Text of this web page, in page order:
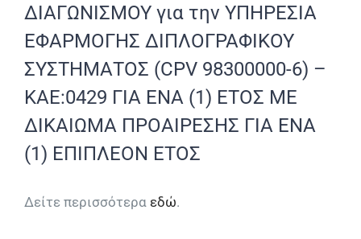
ΔΙΑΓΩΝΙΣΜΟΥ για την ΥΠΗΡΕΣΙΑ
ΕΦΑΡΜΟΓΗΣ ΔΙΠΛΟΓΡΑΦΙΚΟΥ
ΣΥΣΤΗΜΑΤΟΣ (CPV 98300000-6) –
ΚΑΕ:0429 ΓΙΑ ΕΝΑ (1) ΕΤΟΣ ΜΕ
ΔΙΚΑΙΩΜΑ ΠΡΟΑΙΡΕΣΗΣ ΓΙΑ ΕΝΑ
(1) ΕΠΙΠΛΕΟΝ ΕΤΟΣ
Δείτε περισσότερα εδώ.